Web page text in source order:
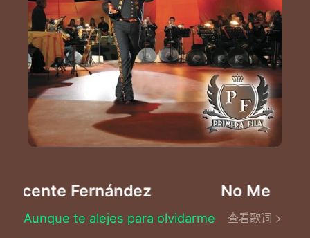
Fernández No Me
Aunque te alejes para olvidarme
查看歌词